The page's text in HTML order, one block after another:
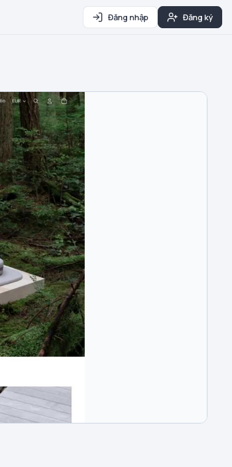
Đăng nhập Đăng ký